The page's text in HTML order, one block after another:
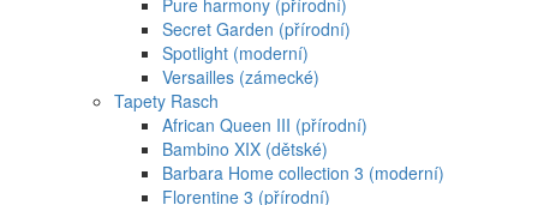
Pure harmony (přírodní)
Secret Garden (přírodní)
Spotlight (moderní)
Versailles (zámecké)
Tapety Rasch
African Queen III (přírodní)
Bambino XIX (dětské)
Barbara Home collection 3 (moderní)
Florentine 3 (přírodní)